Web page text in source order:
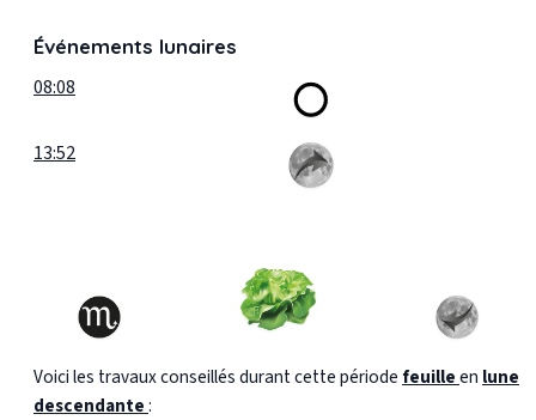
Événements lunaires
08:08
13:52
Voici les travaux conseillés durant cette période feuilleen lune
descendante: